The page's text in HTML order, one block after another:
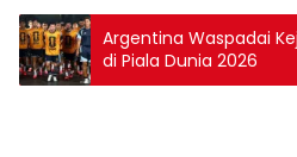
Argentina Waspadai
di Piala Dunia 2026